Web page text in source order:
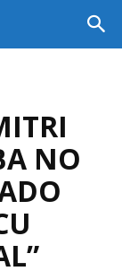
NO